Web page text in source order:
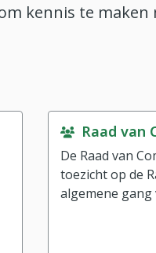
kennis te
Raad van
De Raad van
toezicht op de
algemene gang